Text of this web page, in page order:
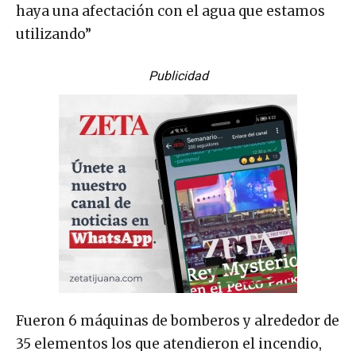
haya una afectación con el agua que estamos
utilizando”
Publicidad
Fueron 6 máquinas de bomberos y alrededor de
35 elementos los que atendieron el incendio,